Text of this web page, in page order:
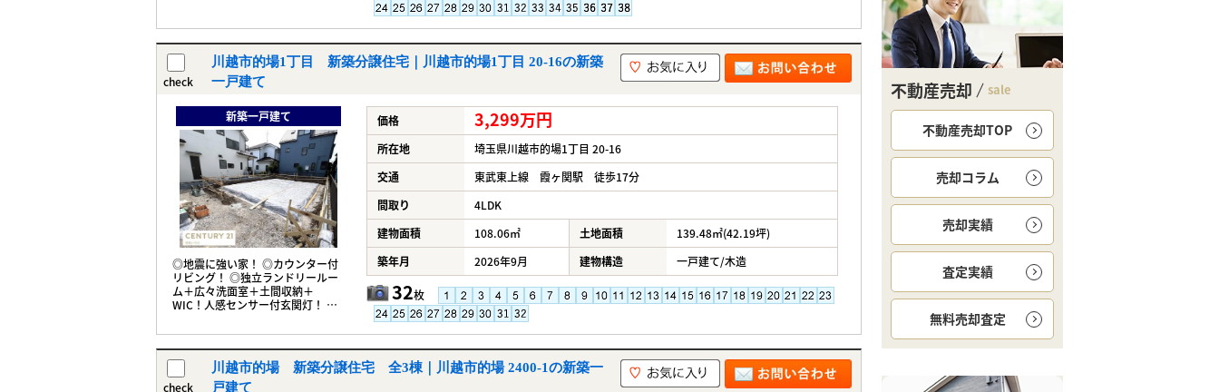
check
川越市的場1丁目 新築分譲住宅｜川越市的場1丁目 20-16の新築
一戸建て
新築一戸建て
◎地震に強い家！ ◎カウンター付
リビング！ ◎独立ランドリールー
ム＋広々洗面室＋土間収納＋
WIC！人感センサー付玄関灯！ ◎
実！
価格 3,299万円
所在地
埼玉県川越市的場1丁目 20-16
交通
東武東上線 霞ヶ関駅 徒歩17分
間取り
4LDK
建物面積
108.06㎡ 土地面積
139.48㎡(42.19坪)
築年月
2026年9月 建物構造 一戸建て/木造
32枚
check
川越市的場 新築分譲住宅 全3棟｜川越市的場 2400-1の新築一
戸建て
不動産売却 sale
不動産売却TOP
売却コラム
売却実績
査定実績
無料売却査定